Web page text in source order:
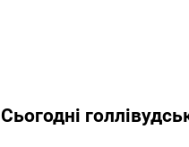
Сьогодні